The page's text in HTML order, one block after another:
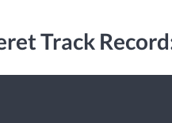
Track